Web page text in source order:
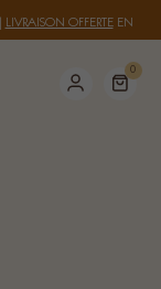
LIVRAISON OFFERTEEN
0